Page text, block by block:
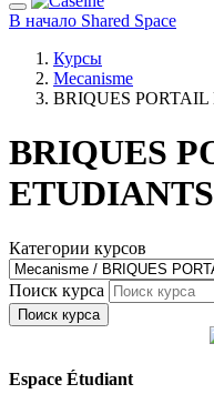
В начало Shared Space
Курсы
Mecanisme
BRIQUES
BRIQUES
ETUDIANTS
Категории курсов
Поиск курса
Поиск курса
Espace Étudiant